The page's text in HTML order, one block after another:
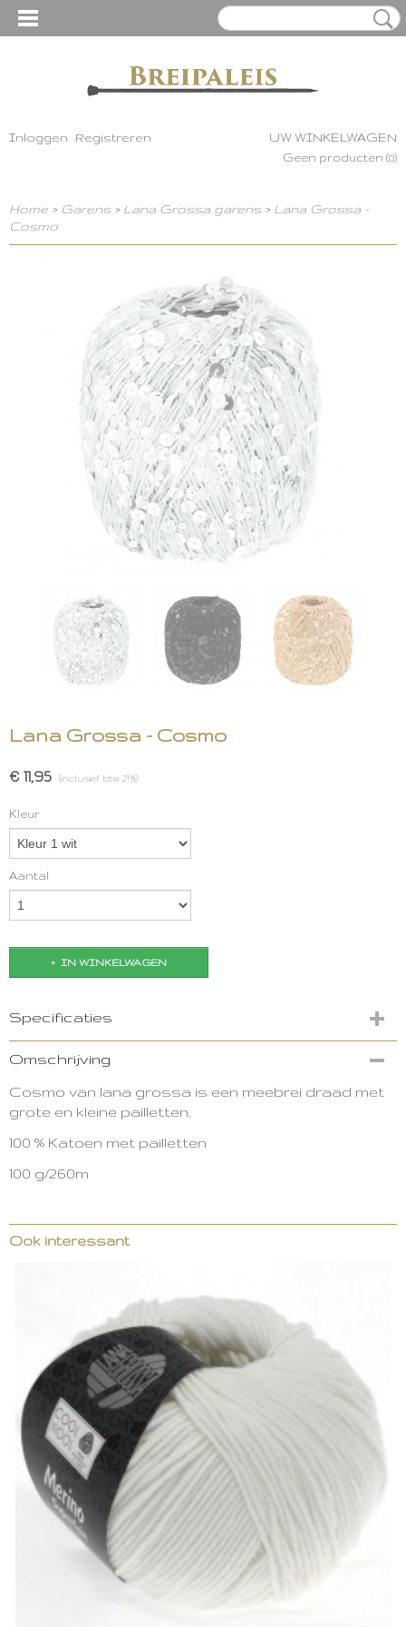
Inloggen Registreren UW WINKELWAGEN
Geen producten (0)
Home > Garens > Lana Grossa garens > Lana Grossa -
Cosmo
Lana Grossa - Cosmo
€ 11,95 (inclusief btw 21%)
Kleur
Aantal
IN WINKELWAGEN
Specificaties
Omschrijving
Cosmo van lana grossa is een meebrei draad met
grote en kleine pailletten.
100 % Katoen met pailletten
100 g/260m
Ook interessant